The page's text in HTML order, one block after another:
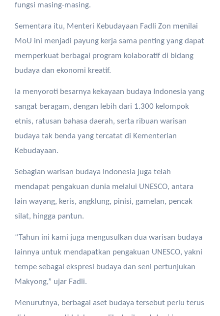
fungsi masing-masing.
Sementara itu, Menteri Kebudayaan Fadli Zon menilai
MoU ini menjadi payung kerja sama penting yang dapat
memperkuat berbagai program kolaboratif di bidang
budaya dan ekonomi kreatif.
Ia menyoroti besarnya kekayaan budaya Indonesia yang
sangat beragam, dengan lebih dari 1.300 kelompok
etnis, ratusan bahasa daerah, serta ribuan warisan
budaya tak benda yang tercatat di Kementerian
Kebudayaan.
Sebagian warisan budaya Indonesia juga telah
mendapat pengakuan dunia melalui UNESCO, antara
lain wayang, keris, angklung, pinisi, gamelan, pencak
silat, hingga pantun.
“Tahun ini kami juga mengusulkan dua warisan budaya
lainnya untuk mendapatkan pengakuan UNESCO, yakni
tempe sebagai ekspresi budaya dan seni pertunjukan
Makyong,” ujar Fadli.
Menurutnya, berbagai aset budaya tersebut perlu terus